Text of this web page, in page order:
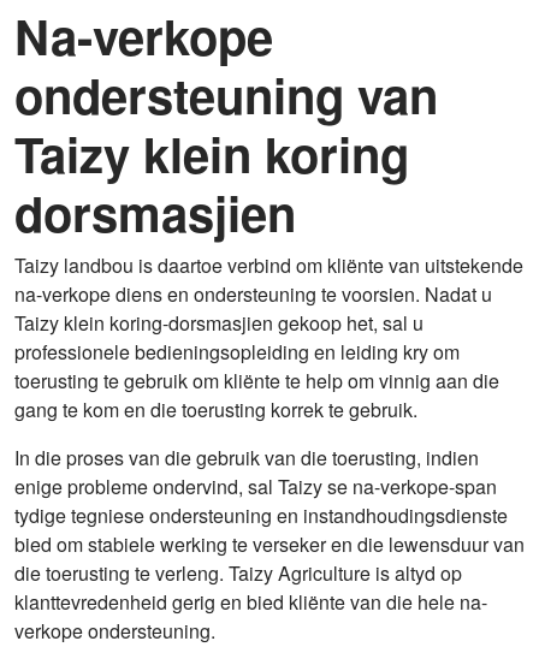
Na-verkope
ondersteuning van
Taizy klein koring
dorsmasjien
Taizy landbou is daartoe verbind om kliënte van uitstekende
na-verkope diens en ondersteuning te voorsien. Nadat u
Taizy klein koring-dorsmasjien gekoop het, sal u
professionele bedieningsopleiding en leiding kry om
toerusting te gebruik om kliënte te help om vinnig aan die
gang te kom en die toerusting korrek te gebruik.
In die proses van die gebruik van die toerusting, indien
enige probleme ondervind, sal Taizy se na-verkope-span
tydige tegniese ondersteuning en instandhoudingsdienste
bied om stabiele werking te verseker en die lewensduur van
die toerusting te verleng. Taizy Agriculture is altyd op
klanttevredenheid gerig en bied kliënte van die hele na-
verkope ondersteuning.